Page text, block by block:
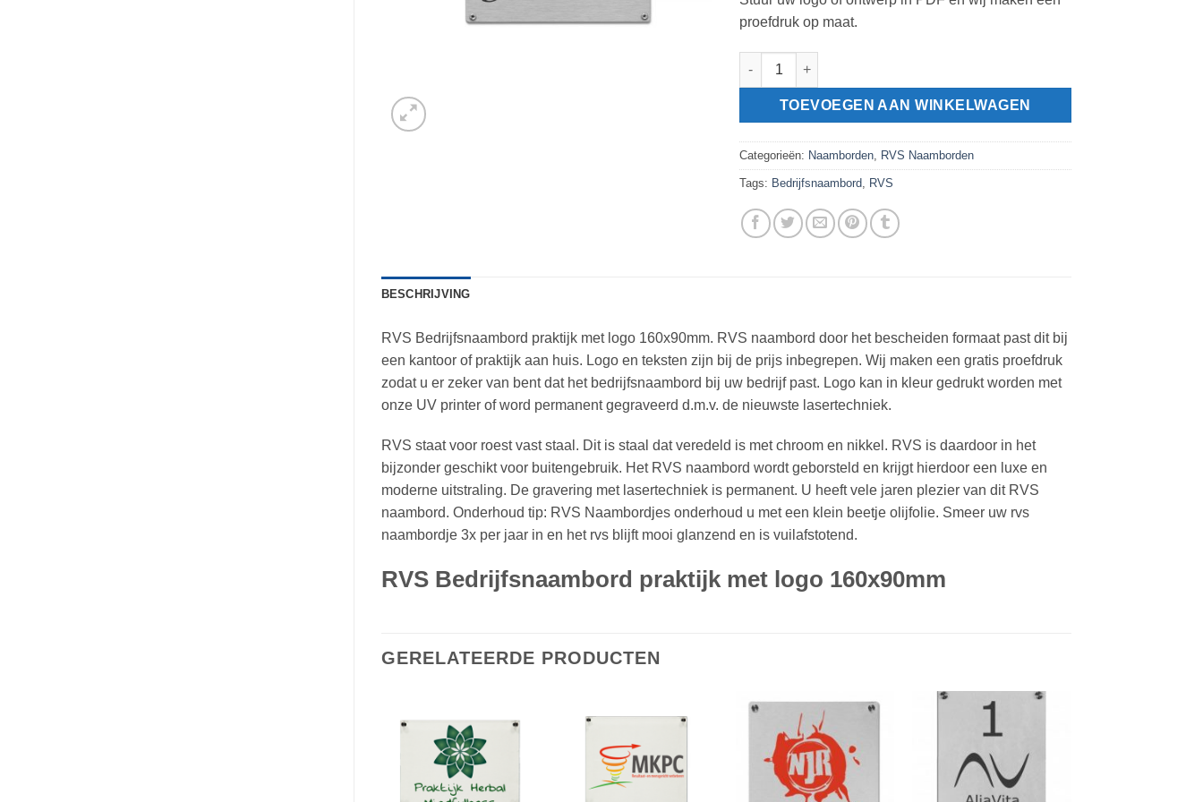
proefdruk op maat.
RVS Bedrijfsnaambord praktijk met logo 160x90mm aantal
TOEVOEGEN AAN WINKELWAGEN
Categorieën: Naamborden RVS Naamborden
Tags: Bedrijfsnaambord RVS
BESCHRIJVING
RVS Bedrijfsnaambord praktijk met logo 160x90mm. RVS naambord door het bescheiden formaat past dit bij
een kantoor of praktijk aan huis. Logo en teksten zijn bij de prijs inbegrepen. Wij maken een gratis proefdruk
zodat u er zeker van bent dat het bedrijfsnaambord bij uw bedrijf past. Logo kan in kleur gedrukt worden met
onze UV printer of word permanent gegraveerd d.m.v. de nieuwste lasertechniek.
RVS staat voor roest vast staal. Dit is staal dat veredeld is met chroom en nikkel. RVS is daardoor in het
bijzonder geschikt voor buitengebruik. Het RVS naambord wordt geborsteld en krijgt hierdoor een luxe en
moderne uitstraling. De gravering met lasertechniek is permanent. U heeft vele jaren plezier van dit RVS
naambord. Onderhoud tip: RVS Naambordjes onderhoud u met een klein beetje olijfolie. Smeer uw rvs
naambordje 3x per jaar in en het rvs blijft mooi glanzend en is vuilafstotend.
RVS Bedrijfsnaambord praktijk met logo 160x90mm
GERELATEERDE PRODUCTEN